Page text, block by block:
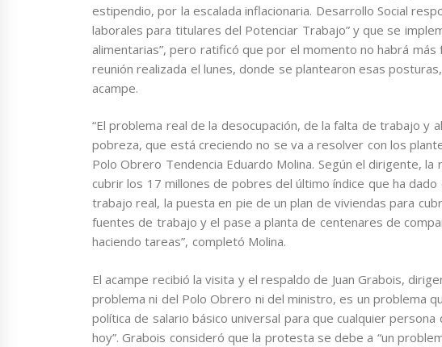
estipendio, por la escalada inflacionaria. Desarrollo Social
laborales para titulares del Potenciar Trabajo” y que se
alimentarias”, pero ratificó que por el momento no habrá
reunión realizada el lunes, donde se plantearon esas
acampe.
“El problema real de la desocupación, de la falta de trabajo y
pobreza, que está creciendo no se va a resolver con los
Polo Obrero Tendencia Eduardo Molina. Según el dirigente, la
cubrir los 17 millones de pobres del último índice que ha
trabajo real, la puesta en pie de un plan de viviendas para
fuentes de trabajo y el pase a planta de centenares de
haciendo tareas”, completó Molina.
El acampe recibió la visita y el respaldo de Juan Grabois,
problema ni del Polo Obrero ni del ministro, es un problema
política de salario básico universal para que cualquier
hoy”. Grabois consideró que la protesta se debe a “un